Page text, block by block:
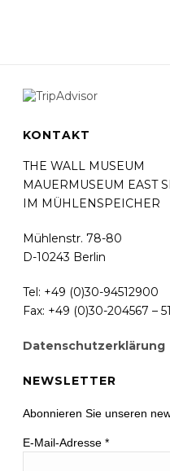
KONTAKT
THE WALL MUSEUM
MAUERMUSEUM EAST
IM MÜHLENSPEICHER
Mühlenstr. 78-80
D-10243 Berlin
Tel: +49 (0)30-94512900
Fax: +49 (0)30-204567 – 51
Datenschutzerklärung
NEWSLETTER
Abonnieren Sie unseren
E-Mail-Adresse*